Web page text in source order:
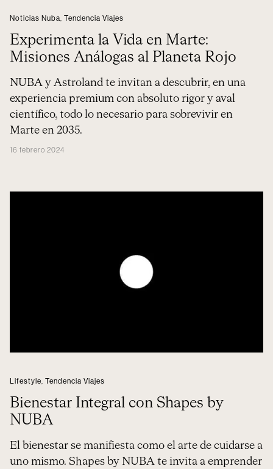
Noticias Nuba Tendencia Viajes
Experimenta la Vida en Marte:
Misiones Análogas al Planeta Rojo
NUBA y Astroland te invitan a descubrir, en una
experiencia premium con absoluto rigor y aval
científico, todo lo necesario para sobrevivir en
Marte en 2035.
16 febrero 2024
Lifestyle Tendencia Viajes
Bienestar Integral con Shapes by
NUBA
El bienestar se manifiesta como el arte de cuidarse a
uno mismo. Shapes by NUBA te invita a emprender